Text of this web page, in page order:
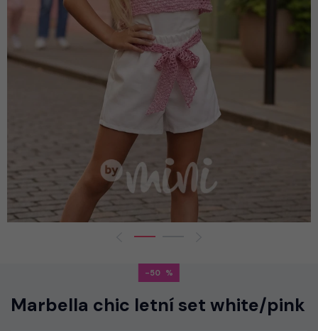
-50
Marbella chic letní set white/pink